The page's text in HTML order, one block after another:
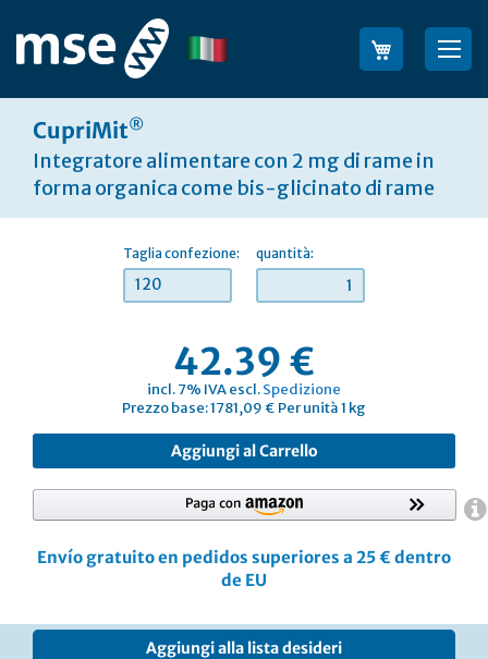
contenuto
Lingua
CupriMit®
Integratore alimentare con 2 mg di rame in
forma organica come bis-glicinato di rame
Taglia confezione:
120
quantità:
42.39 €
incl. 7% IVA escl.Spedizione
Prezzo base: 1781,09 € Per unità 1 kg
Aggiungi al Carrello
Aggiungi alla lista desideri
Envío gratuito en pedidos superiores a 25 € dentro
de EU